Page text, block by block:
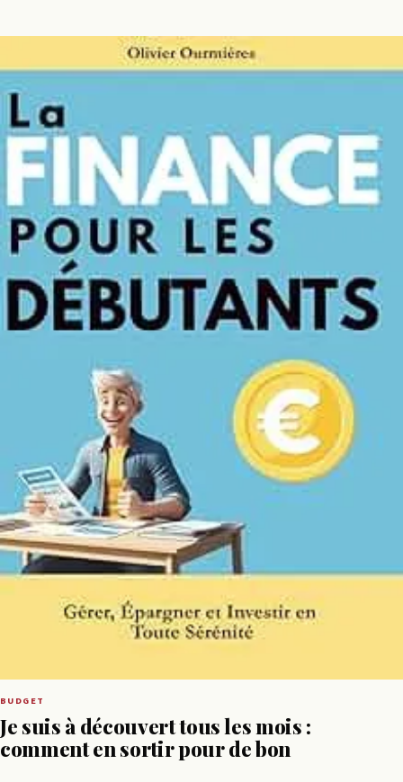
BUDGET
Je suis à découvert tous les mois :
comment en sortir pour de bon